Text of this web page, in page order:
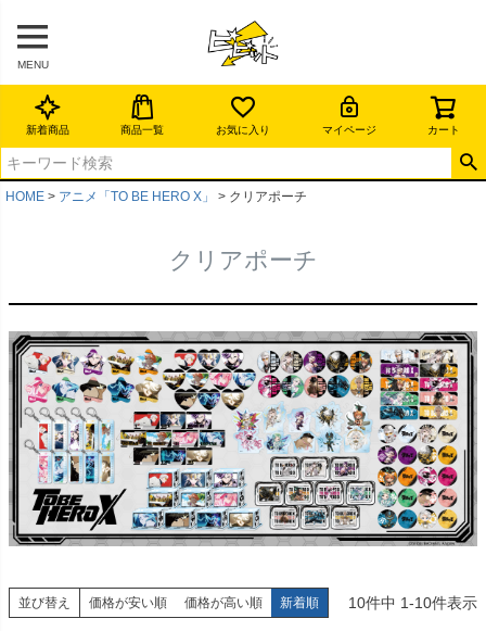
MENU
新着商品 商品一覧 お気に入り マイページ カート
HOME アニメ「TO BE HERO X」 クリアポーチ
クリアポーチ
並び替え 価格が安い順 価格が高い順 新着順 10件中 1-10件表示